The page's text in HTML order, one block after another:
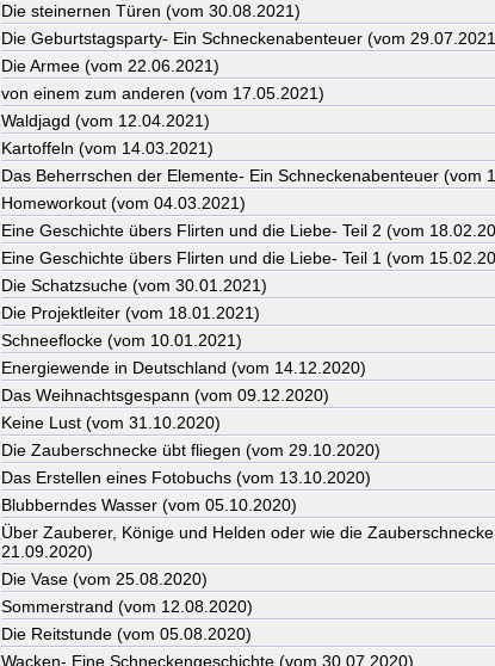
Die steinernen Türen (vom 30.08.2021)
Die Geburtstagsparty- Ein Schneckenabenteuer (vom
Die Armee (vom 22.06.2021)
von einem zum anderen (vom 17.05.2021)
Waldjagd (vom 12.04.2021)
Kartoffeln (vom 14.03.2021)
Das Beherrschen der Elemente- Ein Schneckenabenteuer (vom
Homeworkout (vom 04.03.2021)
Eine Geschichte übers Flirten und die Liebe- Teil 2 (vom
Eine Geschichte übers Flirten und die Liebe- Teil 1 (vom
Die Schatzsuche (vom 30.01.2021)
Die Projektleiter (vom 18.01.2021)
Schneeflocke (vom 10.01.2021)
Energiewende in Deutschland (vom 14.12.2020)
Das Weihnachtsgespann (vom 09.12.2020)
Keine Lust (vom 31.10.2020)
Die Zauberschnecke übt fliegen (vom 29.10.2020)
Das Erstellen eines Fotobuchs (vom 13.10.2020)
Blubberndes Wasser (vom 05.10.2020)
Über Zauberer, Könige und Helden oder wie die
21.09.2020)
Die Vase (vom 25.08.2020)
Sommerstrand (vom 12.08.2020)
Die Reitstunde (vom 05.08.2020)
Wacken- Eine Schneckengeschichte (vom 30.07.2020)